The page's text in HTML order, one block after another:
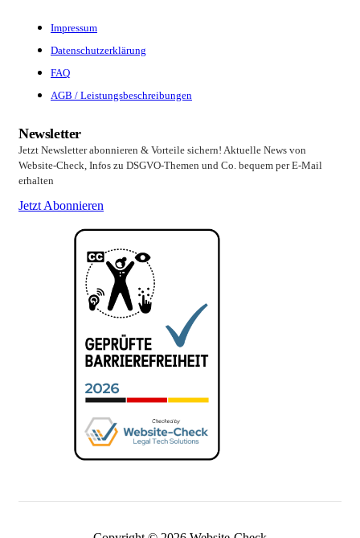
Impressum
Datenschutzerklärung
FAQ
AGB / Leistungsbeschreibungen
Newsletter
Jetzt Newsletter abonnieren & Vorteile sichern! Aktuelle News von
Website-Check, Infos zu DSGVO-Themen und Co. bequem per E-Mail
erhalten
Jetzt Abonnieren